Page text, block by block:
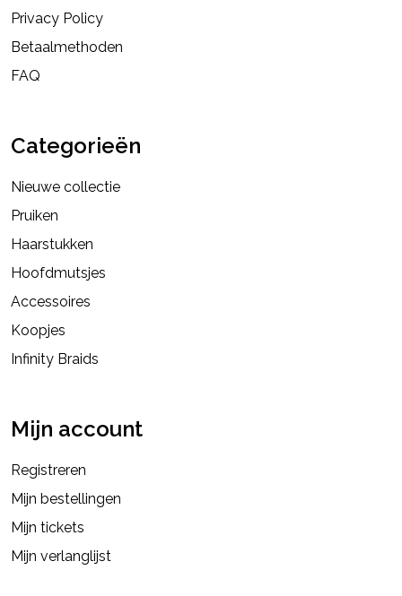
Privacy Policy
Betaalmethoden
FAQ
Categorieën
Nieuwe collectie
Pruiken
Haarstukken
Hoofdmutsjes
Accessoires
Koopjes
Infinity Braids
Mijn account
Registreren
Mijn bestellingen
Mijn tickets
Mijn verlanglijst